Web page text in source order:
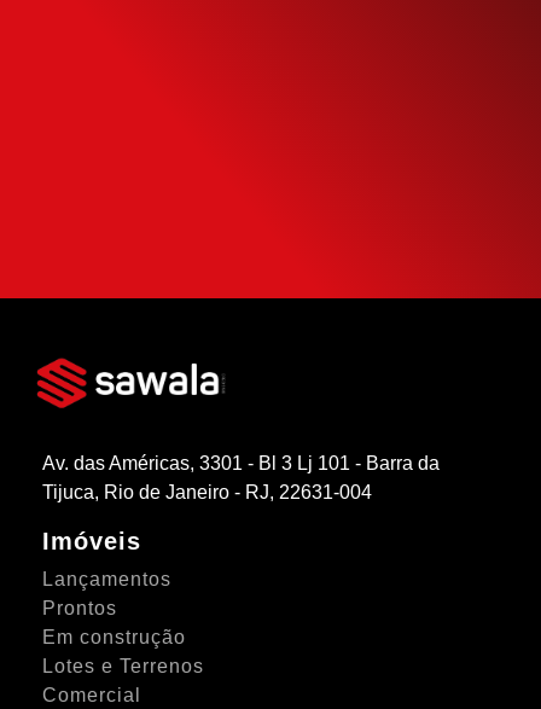
Av. das Américas, 3301 - Bl 3 Lj 101 - Barra da
Tijuca, Rio de Janeiro - RJ, 22631-004
Imóveis
Lançamentos
Prontos
Em construção
Lotes e Terrenos
Comercial